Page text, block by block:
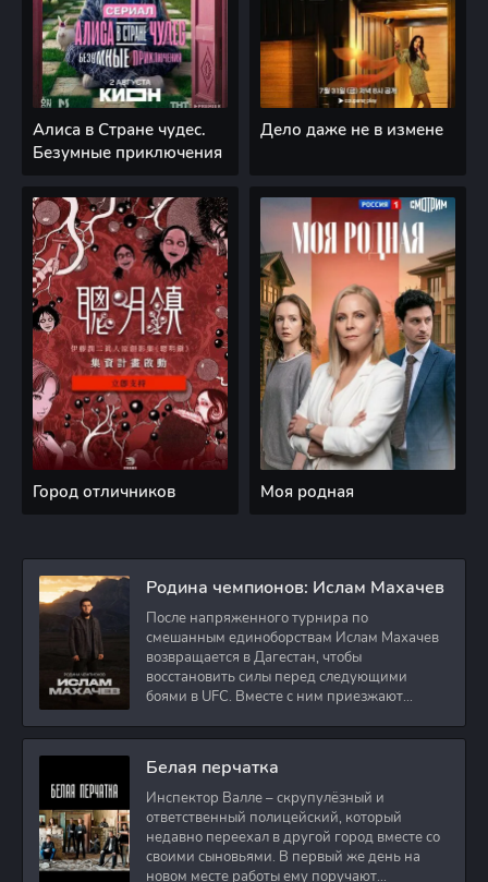
Алиса в Стране чудес.
Безумные приключения
Дело даже не в измене
Город отличников Моя родная
Родина чемпионов: Ислам Махачев
После напряженного турнира по
смешанным единоборствам Ислам Махачев
возвращается в Дагестан, чтобы
восстановить силы перед следующими
боями в UFC. Вместе с ним приезжают
Белая перчатка
Инспектор Валле – скрупулёзный и
ответственный полицейский, который
недавно переехал в другой город вместе со
своими сыновьями. В первый же день на
новом месте работы ему поручают